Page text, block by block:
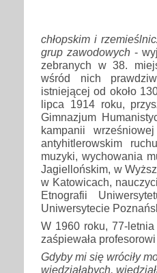
chłopskim i
grup zawodowych -
zebranych w 38.
wśród nich
istniejącej od około
lipca 1914 roku,
Gimnazjum
kampanii
antyhitlerowskim
muzyki, wychowania
Jagiellońskim, w
w Katowicach,
Etnografii
Uniwersytecie
W 1960 roku, 77-
zaśpiewała
Gdyby mi się wróciły
wiedziałabych,